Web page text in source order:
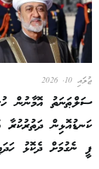
ޖުލައި 10, 2026
ސަލްޠަނަތު އޮމާނުން
ކަނޑުއޮޅިން ދަތުރުކުރާ
ފީ ނެގުމަށް ދެކޮޅު